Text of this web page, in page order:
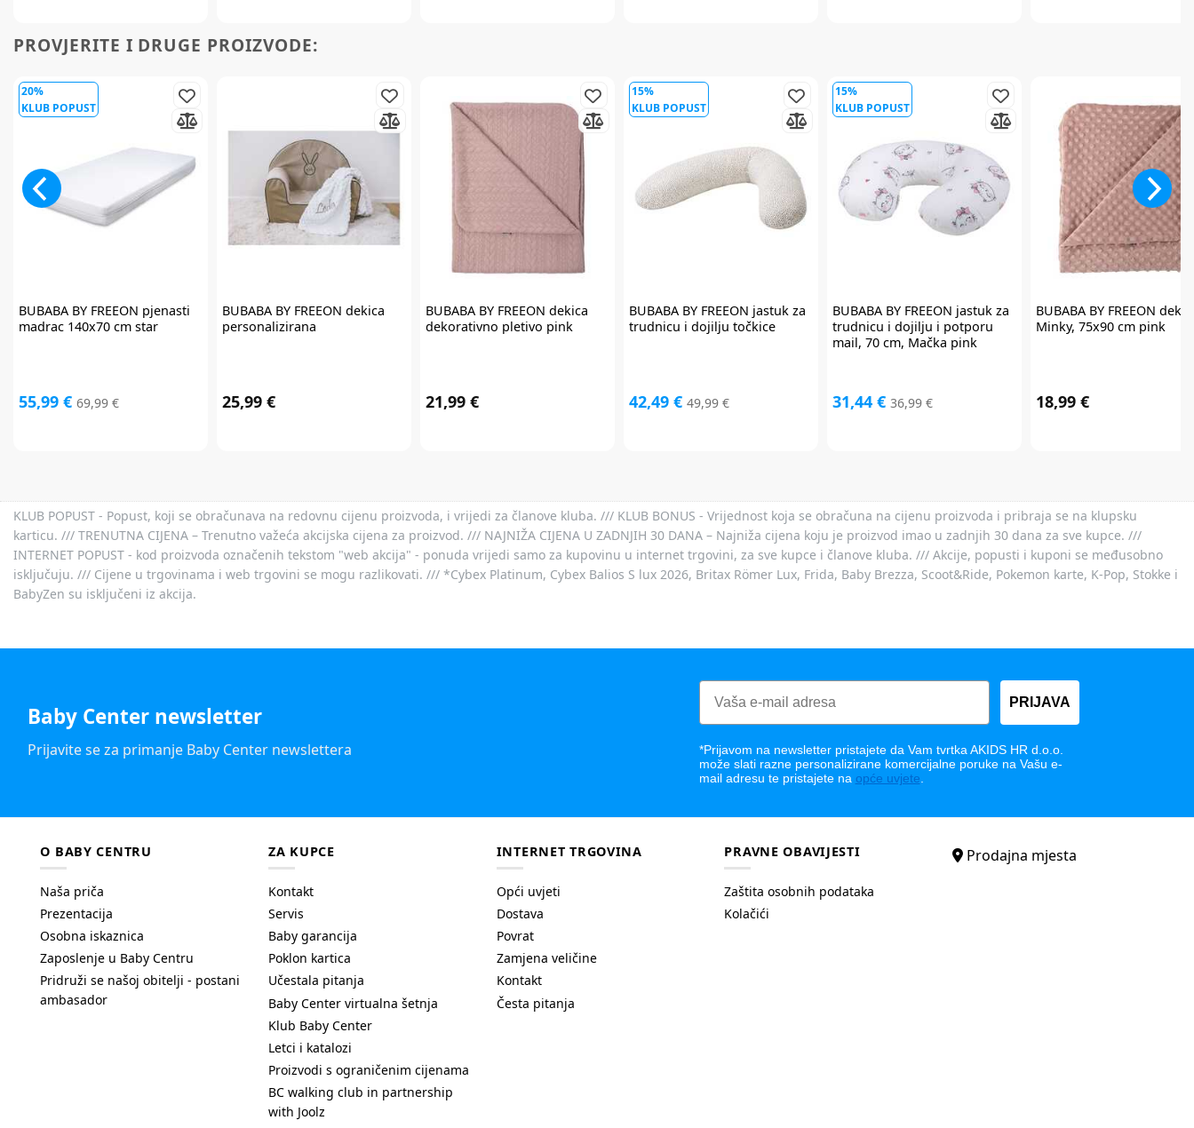
PROVJERITE I DRUGE PROIZVODE:
20%
KLUB POPUST
BUBABA BY FREEON pjenasti
madrac 140x70 cm star
55,99 € 69,99 €
BUBABA BY FREEON dekica
personalizirana
25,99 €
BUBABA BY FREEON dekica
dekorativno pletivo pink
21,99 €
15%
KLUB POPUST
BUBABA BY FREEON jastuk za
trudnicu i dojilju točkice
42,49 € 49,99 €
15%
KLUB POPUST
BUBABA BY FREEON jastuk za
trudnicu i dojilju i potporu
mail, 70 cm, Mačka pink
31,44 € 36,99 €
BUBABA BY FREEON
Minky, 75x90 cm pink
18,99 €
KLUB POPUST - Popust, koji se obračunava na redovnu cijenu proizvoda, i vrijedi za članove kluba. /// KLUB BONUS - Vrijednost koja se obračuna na cijenu proizvoda i pribraja se na klupsku
karticu. /// TRENUTNA CIJENA – Trenutno važeća akcijska cijena za proizvod. /// NAJNIŽA CIJENA U ZADNJIH 30 DANA – Najniža cijena koju je proizvod imao u zadnjih 30 dana za sve kupce. ///
INTERNET POPUST - kod proizvoda označenih tekstom "web akcija" - ponuda vrijedi samo za kupovinu u internet trgovini, za sve kupce i članove kluba. /// Akcije, popusti i kuponi se međusobno
isključuju. /// Cijene u trgovinama i web trgovini se mogu razlikovati. /// *Cybex Platinum, Cybex Balios S lux 2026, Britax Römer Lux, Frida, Baby Brezza, Scoot&Ride, Pokemon karte, K-Pop, Stokke i
BabyZen su isključeni iz akcija.
Baby Center newsletter
Prijavite se za primanje Baby Center newslettera
PRIJAVA
*Prijavom na newsletter pristajete da Vam tvrtka AKIDS HR d.o.o.
može slati razne personalizirane komercijalne poruke na Vašu e-
mail adresu te pristajete na opće uvjete.
O BABY CENTRU
Naša priča
Prezentacija
Osobna iskaznica
Zaposlenje u Baby Centru
Pridruži se našoj obitelji - postani
ambasador
ZA KUPCE
Kontakt
Servis
Baby garancija
Poklon kartica
Učestala pitanja
Baby Center virtualna šetnja
Klub Baby Center
Letci i katalozi
Proizvodi s ograničenim cijenama
BC walking club in partnership
with Joolz
INTERNET TRGOVINA
Opći uvjeti
Dostava
Povrat
Zamjena veličine
Kontakt
Česta pitanja
PRAVNE OBAVIJESTI
Zaštita osobnih podataka
Kolačići
Prodajna mjesta